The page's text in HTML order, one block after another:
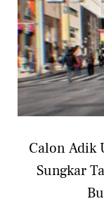
Calon Adik
Sungkar